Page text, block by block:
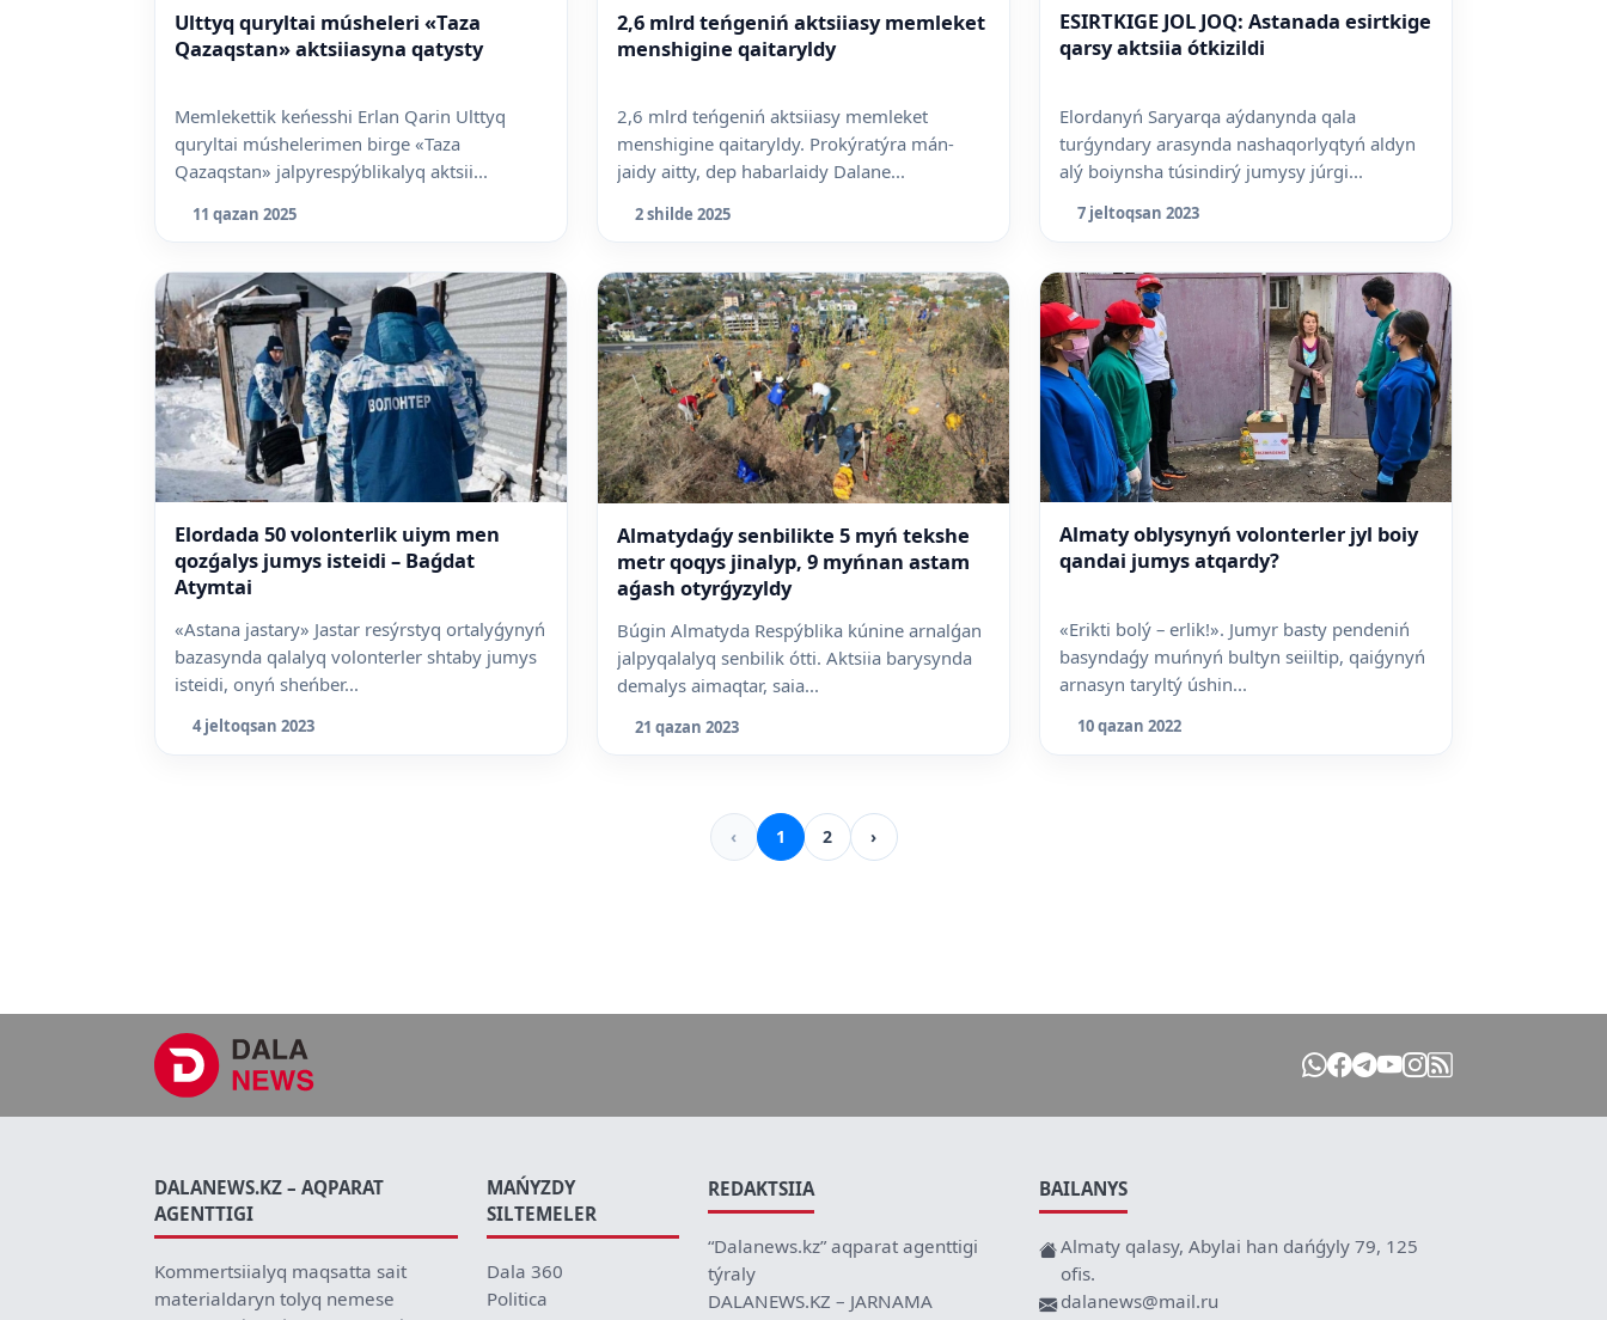
Ulttyq quryltai músheleri «Taza
Qazaqstan» aktsiiasyna qatysty
Memlekettik keńesshi Erlan Qarin Ulttyq
quryltai múshelerimen birge «Taza
Qazaqstan» jalpyrespýblikalyq aktsii...
11 qazan 2025
2,6 mlrd teńgeniń aktsiiasy memleket
menshigine qaitaryldy
2,6 mlrd teńgeniń aktsiiasy memleket
menshigine qaitaryldy. Prokýratýra mán-
jaidy aitty, dep habarlaidy Dalane...
2 shilde 2025
ESIRTKIGE JOL JOQ: Astanada esirtkige
qarsy aktsiia ótkizildi
Elordanyń Saryarqa aýdanynda qala
turǵyndary arasynda nashaqorlyqtyń aldyn
alý boiynsha túsindirý jumysy júrgi...
7 jeltoqsan 2023
Elordada 50 volonterlik uiym men
qozǵalys jumys isteidi – Baǵdat
Atymtai
«Astana jastary» Jastar resýrstyq ortalyǵynyń
bazasynda qalalyq volonterler shtaby jumys
isteidi, onyń sheńber...
4 jeltoqsan 2023
Almatydaǵy senbilikte 5 myń tekshe
metr qoqys jinalyp, 9 myńnan astam
aǵash otyrǵyzyldy
Búgin Almatyda Respýblika kúnine arnalǵan
jalpyqalalyq senbilik ótti. Aktsiia barysynda
demalys aimaqtar, saia...
21 qazan 2023
Almaty oblysynyń volonterler jyl boiy
qandai jumys atqardy?
«Erikti bolý – erlik!». Jumyr basty pendeniń
basyndaǵy muńnyń bultyn seiiltip, qaiǵynyń
arnasyn taryltý úshin...
10 qazan 2022
‹ 1 2 ›
DALANEWS.KZ – AQPARAT
AGENTTIGI
Kommertsiialyq maqsatta sait
materialdaryn tolyq nemese
MAŃYZDY
SILTEMELER
Dala 360
Politica
REDAKTSIIA
“Dalanews.kz” aqparat agenttigi
týraly
DALANEWS.KZ – JARNAMA
BAILANYS
Almaty qalasy, Abylai han dańǵyly 79, 125
ofis.
dalanews@mail.ru